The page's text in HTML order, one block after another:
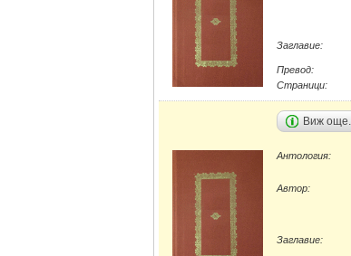
Заглавие:
Превод:
Страници:
Виж още...
Антология:
Автор:
Заглавие: